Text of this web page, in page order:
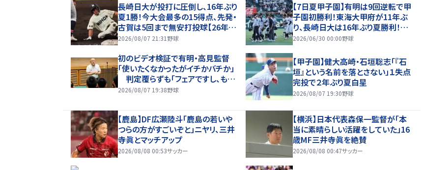
長崎日大が投打に圧倒し、16年ぶり
夏1勝！今大会最多の15得点、先発・
古賀は5回まで無安打投球【26年夏
甲子園】
2026/08/07 21:31 野球
【7日夏甲子園】有明は9回逆転で甲
子園初勝利！東海大甲府が11年ぶ
り、長崎日大は16年ぶり夏勝利！健
大高崎・石垣が11K完投！
2026/06/30 00:00野球
初のビデオ検証で有明・高見監督
「使いたくなかったがイチかバチか」
判定覆らずも「フェアですし、もや
もやすることなく次にいける」と納得
2026/08/07 19:38野球
【甲子園】健大高崎・石垣聡志「『石
垣』という名前を落とさない」１失点
完投で２年ぶり夏白星
2026/08/07 19:30野球
【鹿島】DF広瀬陸斗「鹿島の若いや
つらの方がすごいぞと」ニヤリ、三井
寺眞とマッチアップ
2026/08/08 00:53サッカー
【横浜】日本代表森保一監督が「本
当に素晴らしい活躍をしていた」16
歳MF三井寺眞を絶賛
2026/08/08 00:47サッカー